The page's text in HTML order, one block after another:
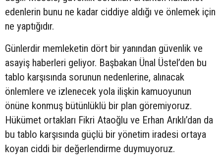
edenlerin bunu ne kadar ciddiye aldığı ve önlemek için
ne yaptığıdır.
Günlerdir memleketin dört bir yanından güvenlik ve
asayiş haberleri geliyor. Başbakan Ünal Üstel’den bu
tablo karşısında sorunun nedenlerine, alınacak
önlemlere ve izlenecek yola ilişkin kamuoyunun
önüne konmuş bütünlüklü bir plan göremiyoruz.
Hükümet ortakları Fikri Ataoğlu ve Erhan Arıklı’dan da
bu tablo karşısında güçlü bir yönetim iradesi ortaya
koyan ciddi bir değerlendirme duymuyoruz.